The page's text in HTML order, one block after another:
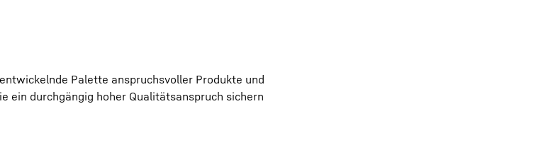
Palette anspruchsvoller Produkte und
ein durchgängig hoher Qualitätsanspruch sichern